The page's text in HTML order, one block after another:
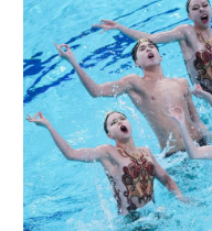
广东 广西
四川 贵州
陕西 甘肃
新疆 内蒙古